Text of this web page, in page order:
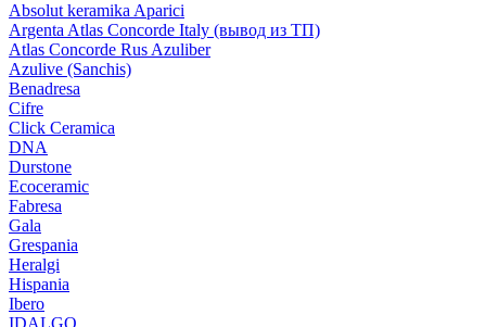
Absolut keramika Aparici
Argenta Atlas Concorde Italy (вывод из ТП)
Atlas Concorde Rus Azuliber
Azulive (Sanchis)
Benadresa
Cifre
Click Ceramica
DNA
Durstone
Ecoceramic
Fabresa
Gala
Grespania
Heralgi
Hispania
Ibero
IDALGO